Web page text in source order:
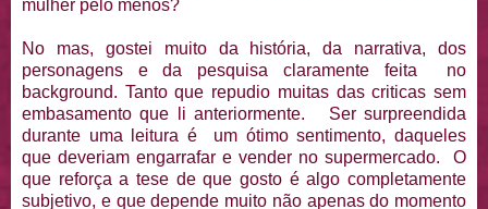
mulher pelo menos?
No mas, gostei muito da história, da narrativa, dos
personagens e da pesquisa claramente feita no
background. Tanto que repudio muitas das criticas sem
embasamento que li anteriormente. Ser surpreendida
durante uma leitura é um ótimo sentimento, daqueles
que deveriam engarrafar e vender no supermercado. O
que reforça a tese de que gosto é algo completamente
subjetivo, e que depende muito não apenas do momento